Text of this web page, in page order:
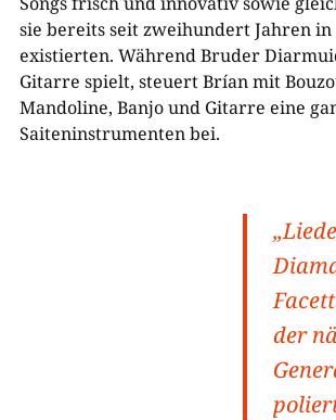
sie bereits seit zweihundert Jahren
existierten. Während Bruder
Gitarre spielt, steuert Brían mit
Mandoline, Banjo und Gitarre eine
Saiteninstrumenten bei.
der